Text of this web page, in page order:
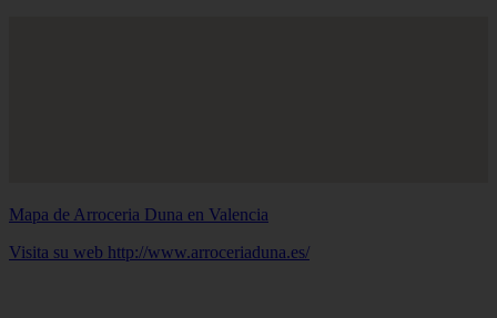
Mapa de Arroceria Duna en Valencia
Visita su web http://www.arroceriaduna.es/